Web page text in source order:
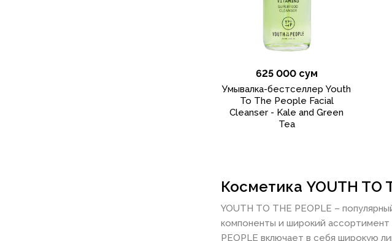
625 000 сум
Умывалка-бестселлер Youth
To The People Facial
Cleanser - Kale and Green
Tea
Косметика YOUTH TO
YOUTH TO THE PEOPLE –
компоненты и широкий
PEOPLE включает в себя широкую